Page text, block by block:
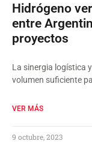
Hidrógeno
entre
proyectos
La sinergia logística
volumen suficiente
VER MÁS
9 octubre, 2023